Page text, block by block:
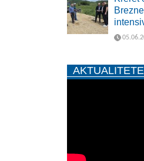
AKTUALITETE